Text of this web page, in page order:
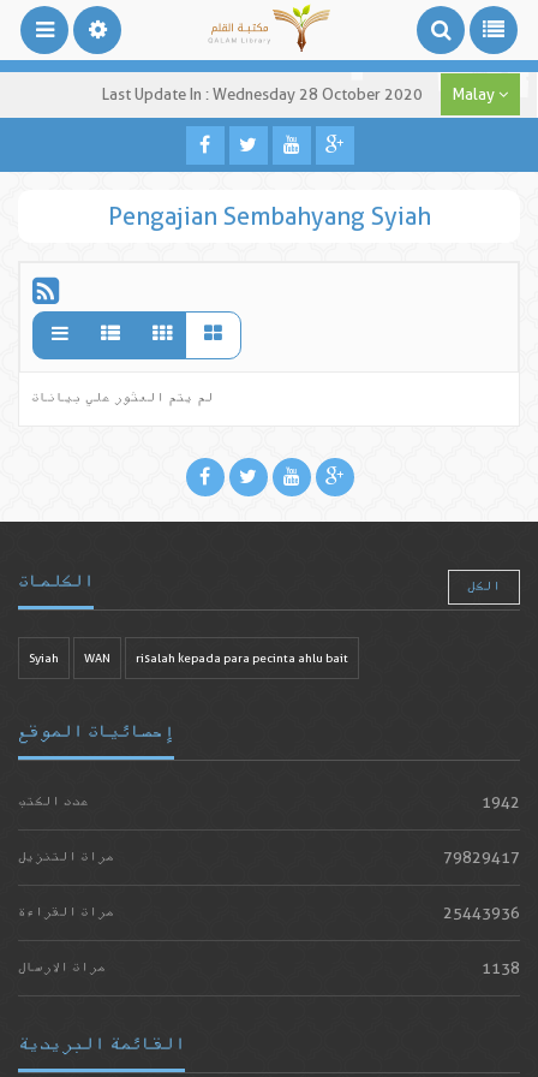
Last Update In : Wednesday 28 October 2020 Malay
Pengajian Sembahyang Syiah
لم يتم العثور علي بيانات
الكلمات الكل
Syiah WAN risalah kepada para pecinta ahlu bait
إحصائيات الموقع
عدد الكتب 1942
مرات التنزيل 79829417
مرات القراءة 25443936
مرات الارسال 1138
القائمة البريدية